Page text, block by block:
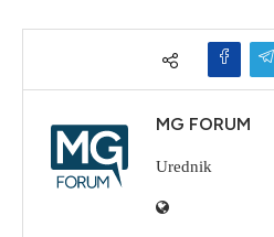
MG FORUM
Urednik